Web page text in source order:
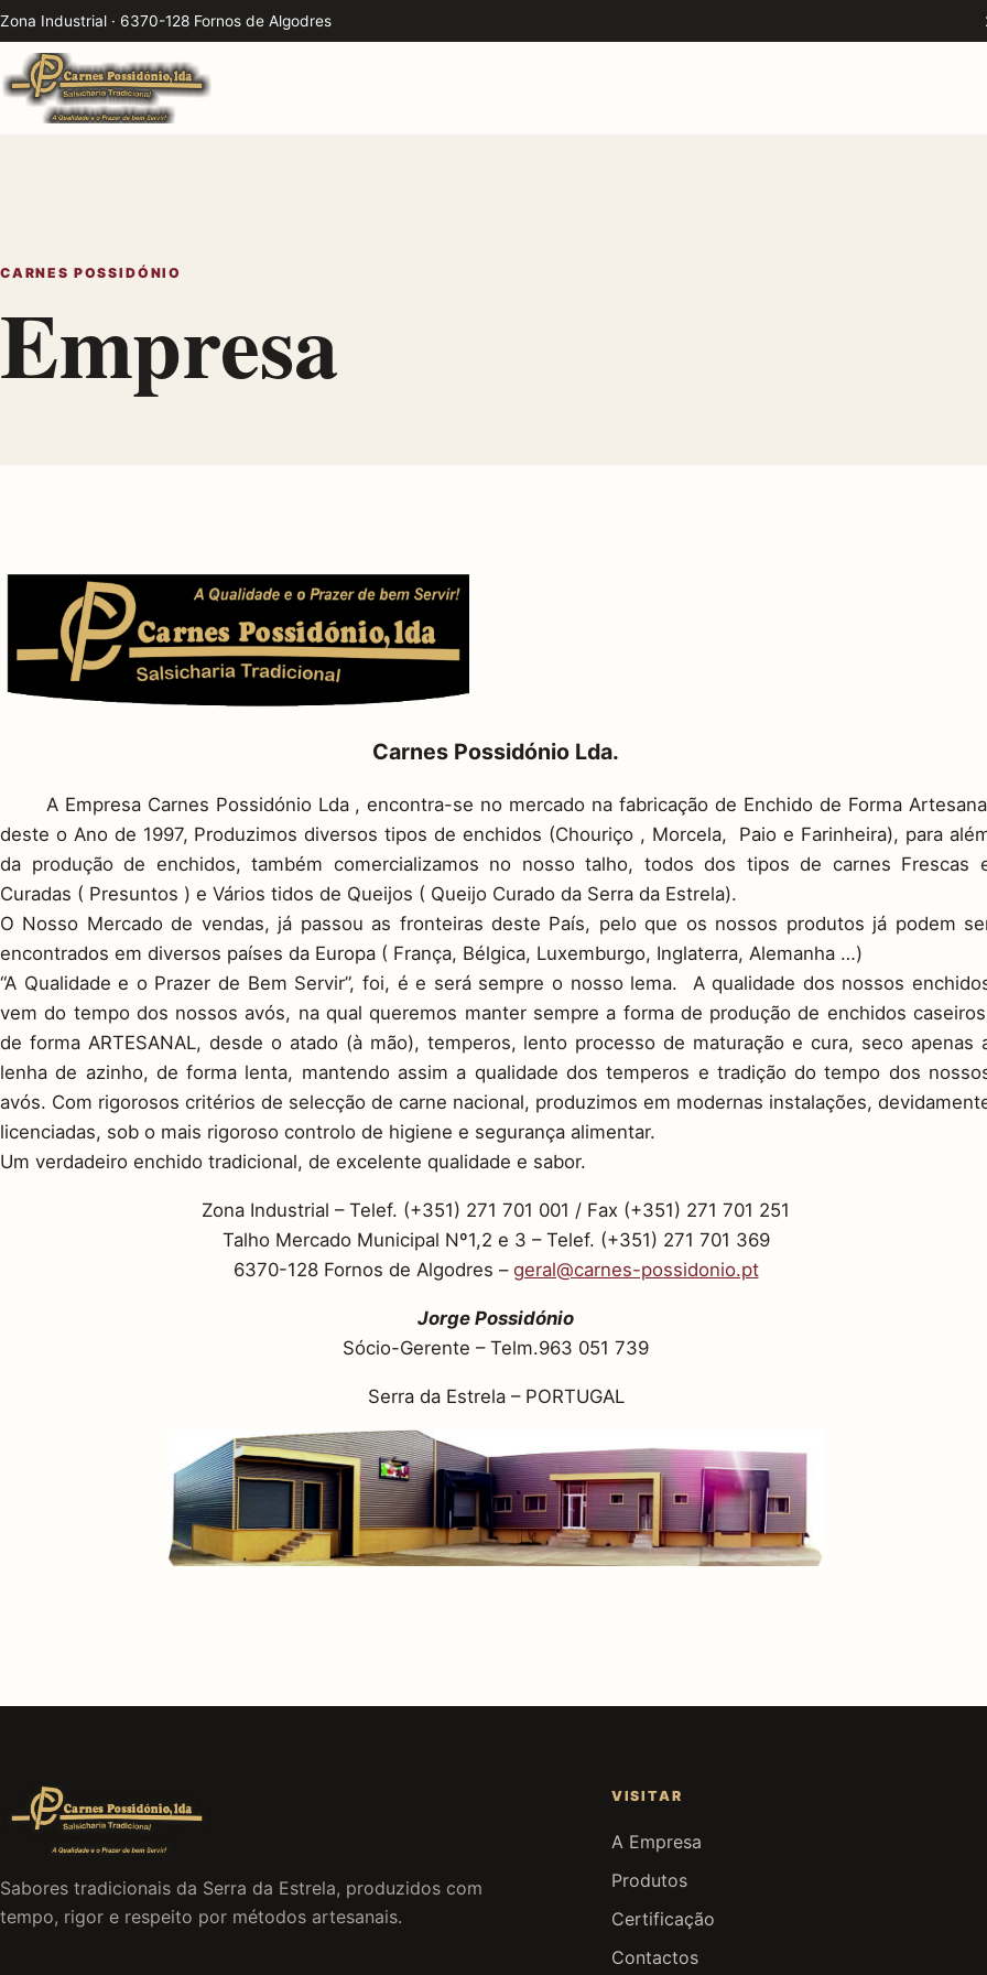
Zona Industrial · 6370-128 Fornos de Algodres
CARNES POSSIDÓNIO
Empresa
Carnes Possidónio Lda.
A Empresa Carnes Possidónio Lda , encontra-se no mercado na fabricação de Enchido de Forma
deste o Ano de 1997, Produzimos diversos tipos de enchidos (Chouriço , Morcela, Paio e Farinheira), para
da produção de enchidos, também comercializamos no nosso talho, todos dos tipos de carnes Frescas
Curadas ( Presuntos ) e Vários tidos de Queijos ( Queijo Curado da Serra da Estrela).
O Nosso Mercado de vendas, já passou as fronteiras deste País, pelo que os nossos produtos já podem
encontrados em diversos países da Europa ( França, Bélgica, Luxemburgo, Inglaterra, Alemanha …)
“A Qualidade e o Prazer de Bem Servir”, foi, é e será sempre o nosso lema. A qualidade dos nossos
vem do tempo dos nossos avós, na qual queremos manter sempre a forma de produção de enchidos
de forma ARTESANAL, desde o atado (à mão), temperos, lento processo de maturação e cura, seco apenas
lenha de azinho, de forma lenta, mantendo assim a qualidade dos temperos e tradição do tempo dos
avós. Com rigorosos critérios de selecção de carne nacional, produzimos em modernas instalações,
licenciadas, sob o mais rigoroso controlo de higiene e segurança alimentar.
Um verdadeiro enchido tradicional, de excelente qualidade e sabor.
Zona Industrial – Telef. (+351) 271 701 001 / Fax (+351) 271 701 251
Talho Mercado Municipal Nº1,2 e 3 – Telef. (+351) 271 701 369
6370-128 Fornos de Algodres – geral@carnes-possidonio.pt
Jorge Possidónio
Sócio-Gerente – Telm.963 051 739
Serra da Estrela – PORTUGAL
Sabores tradicionais da Serra da Estrela, produzidos com
tempo, rigor e respeito por métodos artesanais.
VISITAR
A Empresa
Produtos
Certificação
Contactos